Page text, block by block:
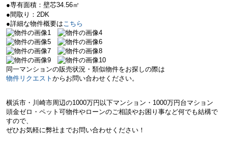
●専有面積：壁芯34.56㎡
●間取り：2DK
●詳細な物件概要はこちら
同一マンションの販売状況・類似物件をお探しの際は
物件リクエスト からお問い合わせください。
横浜市・川崎市周辺の1000万円以下マンション・ 1000万円台マション
頭金ゼロ・ペット可物件やローンのご相談やお困り事など何でも結構で
すので、
ぜひお気軽に弊社までお問い合わせください！